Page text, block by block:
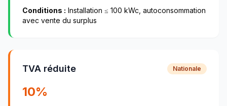
Conditions : Installation ≤ 100 kWc, autoconsommation
avec vente du surplus
TVA réduite Nationale
10%